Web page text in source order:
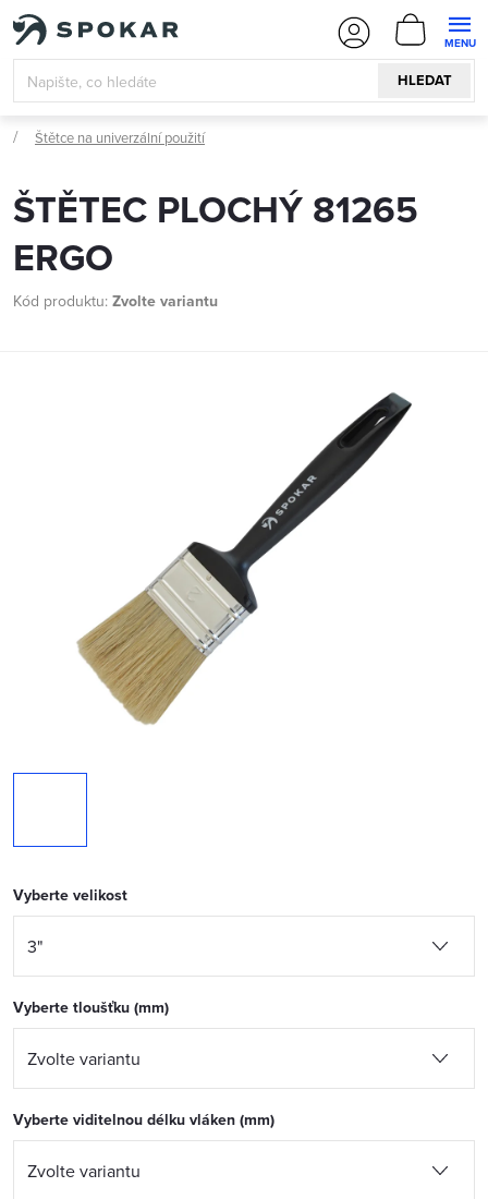
Přejít
obsah
HLEDAT
KOŠÍK
Štětce na univerzální použití
ŠTĚTEC PLOCHÝ 81265
ERGO
Kód produktu: Zvolte variantu
Vyberte velikost
Vyberte tloušťku (mm)
Vyberte viditelnou délku vláken (mm)